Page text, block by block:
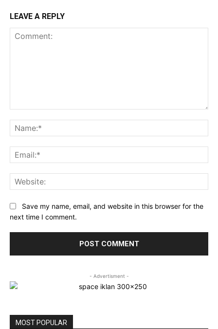
LEAVE A REPLY
Save my name, email, and website in this browser for the
next time I comment.
- Advertisment -
MOST POPULAR